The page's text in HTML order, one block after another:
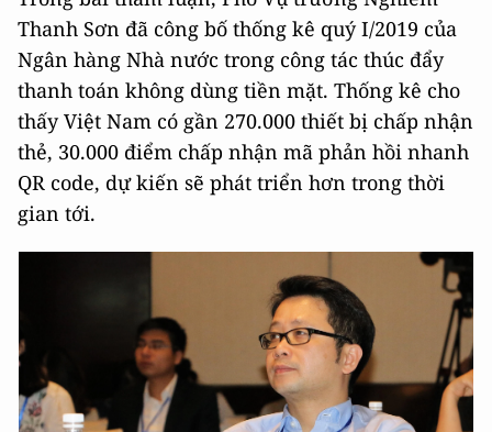
Thanh Sơn đã công bố thống kê quý I/2019 của
Ngân hàng Nhà nước trong công tác thúc đẩy
thanh toán không dùng tiền mặt. Thống kê cho
thấy Việt Nam có gần 270.000 thiết bị chấp nhận
thẻ, 30.000 điểm chấp nhận mã phản hồi nhanh
QR code, dự kiến sẽ phát triển hơn trong thời
gian tới.